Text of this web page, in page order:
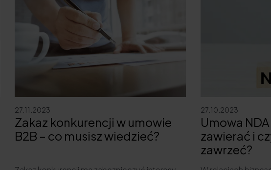
27.11.2023
Zakaz konkurencji w umowie
B2B – co musisz wiedzieć?
27.10.2023
Umowa
zawierać i
zawrzeć?